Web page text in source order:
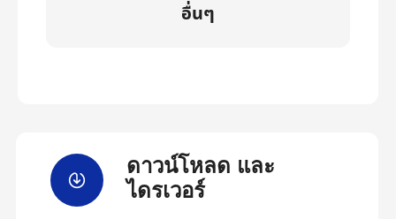
อื่นๆ
ดาวน์โหลด และ
ไดรเวอร์